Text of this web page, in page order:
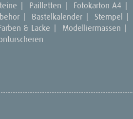
Pailletten Fotokarton A4
Bastelkalender Stempel
& Lacke Modelliermassen